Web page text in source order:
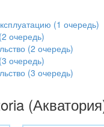
(1 очередь)
очередь)
(2 очередь)
очередь)
(3 очередь)